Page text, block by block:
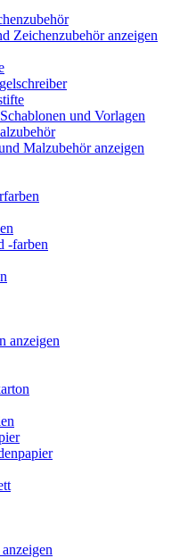
Zeichenzubehör anzeigen
und Vorlagen
Malzubehör anzeigen
-farben
anzeigen